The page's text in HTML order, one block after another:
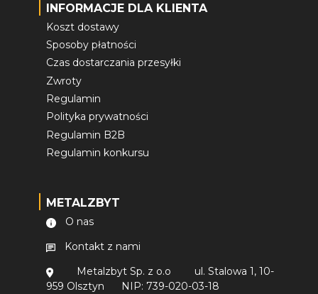
INFORMACJE DLA KLIENTA
Koszt dostawy
Sposoby płatności
Czas dostarczania przesyłki
Zwroty
Regulamin
Polityka prywatności
Regulamin B2B
Regulamin konkursu
METALZBYT
O nas
Kontakt z nami
Metalzbyt Sp. z o.o
ul. Stalowa 1, 10-
959 Olsztyn
NIP: 739-020-03-18